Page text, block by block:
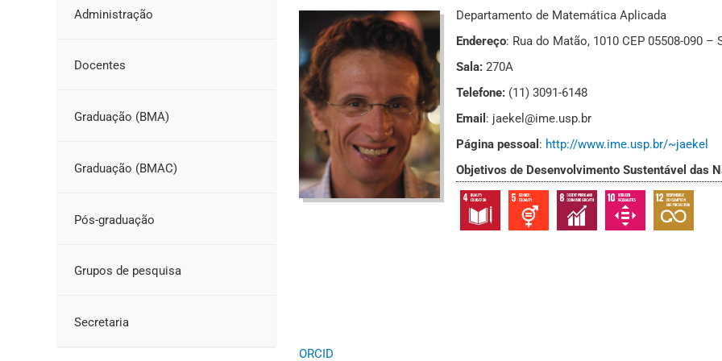
Administração
Docentes
Graduação (BMA)
Graduação (BMAC)
Pós-graduação
Grupos de pesquisa
Secretaria
Departamento de Matemática Aplicada
Endereço: Rua do Matão, 1010 CEP 05508-090 –
Sala: 270A
Telefone: (11) 3091-6148
Email : jaekel@ime.usp.br
Página pessoal : http://www.ime.usp.br/~jaekel
Objetivos de Desenvolvimento Sustentável das
ORCID